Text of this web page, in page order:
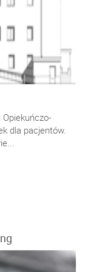
dla pacjentów.